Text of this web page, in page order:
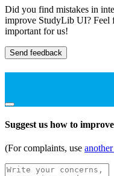
Did you find mistakes in
improve StudyLib UI? Feel
important for us!
Send feedback
Suggest us how to
(For complaints, use